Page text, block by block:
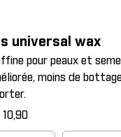
universal wax
pour peaux et
moins de
10,90